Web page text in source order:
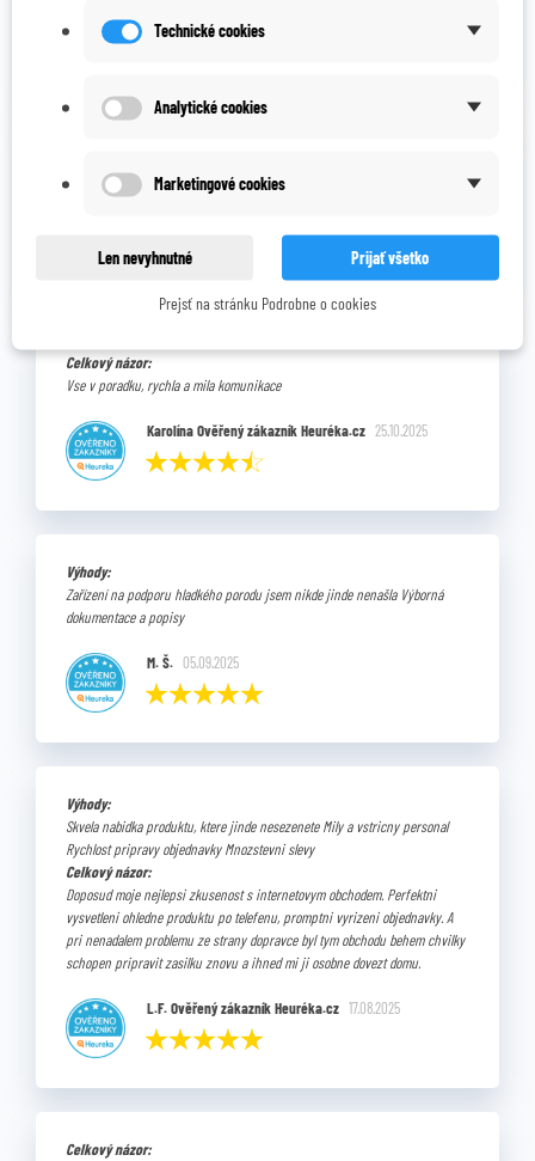
Spokojnosť
Celkový názor:
Vse v poradku, rychla a mila komunikace
Karolína Ověřený zákazník Heuréka.cz 25.10.2025
Výhody:
Zařízení na podporu hladkého porodu jsem nikde jinde nenašla Výborná
dokumentace a popisy
M. Š. 05.09.2025
Výhody:
Skvela nabidka produktu, ktere jinde nesezenete Mily a vstricny personal
Rychlost pripravy objednavky Mnozstevni slevy
Celkový názor:
Doposud moje nejlepsi zkusenost s internetovym obchodem. Perfektni
vysvetleni ohledne produktu po telefenu, promptni vyrizeni objednavky. A
pri nenadalem problemu ze strany dopravce byl tym obchodu behem chvilky
schopen pripravit zasilku znovu a ihned mi ji osobne dovezt domu.
L.F. Ověřený zákazník Heuréka.cz 17.08.2025
Celkový názor:
Technické cookies
Analytické cookies
Marketingové cookies
Len nevyhnutné Prijať všetko
Prejsť na stránku Podrobne o cookies